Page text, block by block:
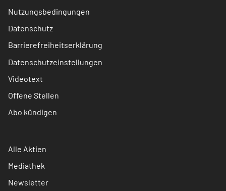
Nutzungsbedingungen
Datenschutz
Barrierefreiheitserklärung
Datenschutzeinstellungen
Videotext
Offene Stellen
Abo kündigen
Alle Aktien
Mediathek
Newsletter